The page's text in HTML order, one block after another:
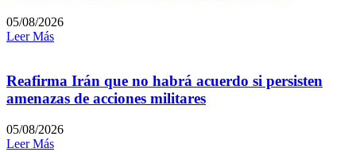
05/08/2026
Leer Más
Reafirma Irán que no habrá acuerdo si persisten
amenazas de acciones militares
05/08/2026
Leer Más